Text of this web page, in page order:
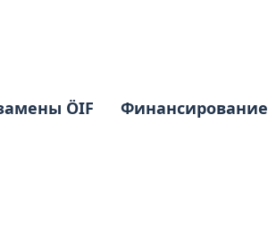
ÖIF Финансирование